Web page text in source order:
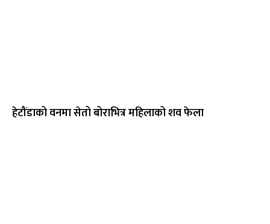
हेटौंडाको वनमा सेतो बोराभित्र महिलाको शव फेला